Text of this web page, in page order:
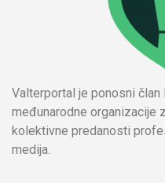
Valterportal je ponosni član
međunarodne organizacije
kolektivne predanosti
medija.